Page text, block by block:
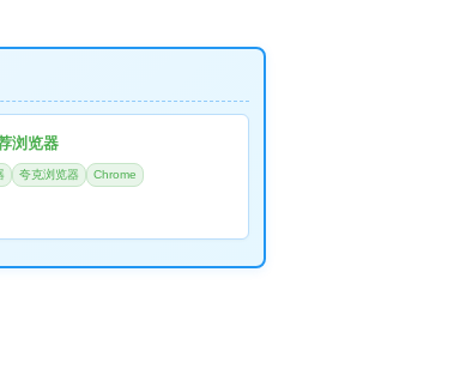
浏览器
夸克浏览器 Chrome